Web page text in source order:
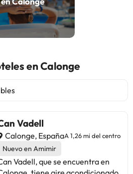
en Calonge
Vadell
Calonge, EspañaA 1,26 mi del centro
Nuevo en Amimir
Vadell, que se encuentra en